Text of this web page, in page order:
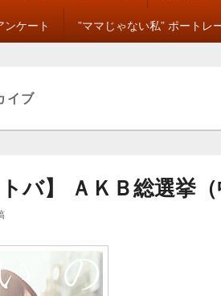
ンケート ”ママじゃない私” ポートレ
イブ
バ】 ＡＫＢ総選挙（